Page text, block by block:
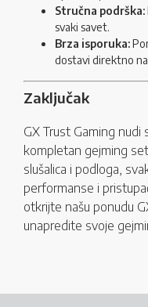
Stručna podrška:
svaki savet.
Brza isporuka:
dostavi direktno
Zaključak
GX Trust Gaming
kompletan gejming
slušalica i podloga,
performanse i
otkrijte našu ponudu
unapredite svoje